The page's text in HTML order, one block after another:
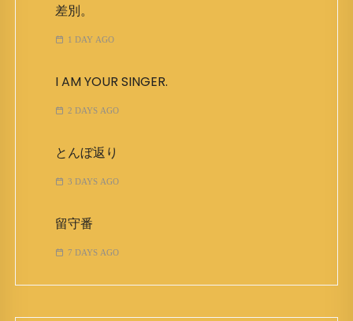
差別。
1 DAY AGO
I AM YOUR SINGER.
2 DAYS AGO
とんぼ返り
3 DAYS AGO
留守番
7 DAYS AGO